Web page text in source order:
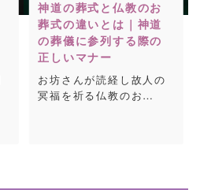
神道の葬式と仏教のお
葬式の違いとは｜神道
の葬儀に参列する際の
正しいマナー
お坊さんが読経し故人の
冥福を祈る仏教のお…